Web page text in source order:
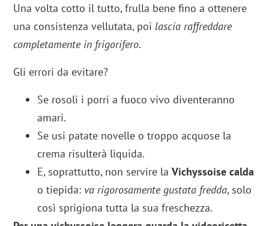
Una volta cotto il tutto, frulla bene fino a ottenere
una consistenza vellutata, poi lascia raffreddare
completamente in frigorifero.
Gli errori da evitare?
Se rosoli i porri a fuoco vivo diventeranno
amari.
Se usi patate novelle o troppo acquose la
crema risulterà liquida.
E, soprattutto, non servire laVichyssoise calda
o tiepida: va rigorosamente gustata fredda, solo
così sprigiona tutta la sua freschezza.